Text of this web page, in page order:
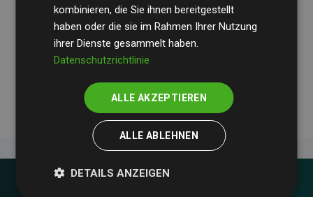
Ihre Prüfungen belegen, dass unsere Investitionen in
Klimaschutzprojekte im Durchschnitt200 % der
geschätzten CO₂-Emissionender teilnehmenden
Websites kompensieren – ein klarer Nachweis für die
messbare Klimawirkung unseres Ansatzes.
kombinieren, die Sie ihnen bereitgestellt
haben oder die sie im Rahmen Ihrer Nutzung
ihrer Dienste gesammelt haben.
Datenschutzrichtlinie
ALLE AKZEPTIEREN
ALLE ABLEHNEN
DETAILS ANZEIGEN